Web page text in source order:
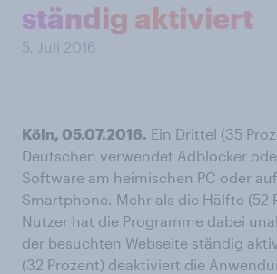
ständig aktiviert
5. Juli 2016
Köln, 05.07.2016. Ein Drittel (35
Deutschen verwendet Adblocker
Software am heimischen PC oder
Smartphone. Mehr als die Hälfte (52
Nutzer hat die Programme dabei
der besuchten Webseite ständig
(32 Prozent) deaktiviert die